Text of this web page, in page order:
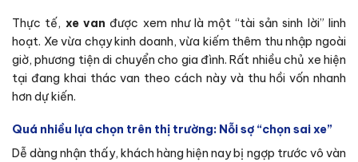
Thực tế, xe van được xem như là một “tài sản sinh lời” linh
hoạt. Xe vừa chạy kinh doanh, vừa kiếm thêm thu nhập ngoài
giờ, phương tiện di chuyển cho gia đình. Rất nhiều chủ xe hiện
tại đang khai thác van theo cách này và thu hồi vốn nhanh
hơn dự kiến.
Quá nhiều lựa chọn trên thị trường: Nỗi sợ “chọn sai xe”
Dễ dàng nhận thấy, khách hàng hiện nay bị ngợp trước vô vàn